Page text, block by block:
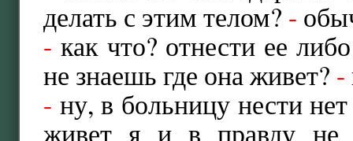
делать с этим телом? -
- как что? отнести ее
не знаешь где она живет? -
- ну, в больницу нести
живет я и в правду не